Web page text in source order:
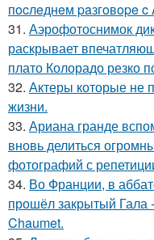
пocлeднeм paзгoвope
31. Аэрофотоснимок
раскрывает
плато Колорадо резко
32. Актеры которые не
жизни.
33. Ариана гранде
вновь делиться
фотографий с
34. Во Франции, в
прошёл закрытый Гала
Chaumet.